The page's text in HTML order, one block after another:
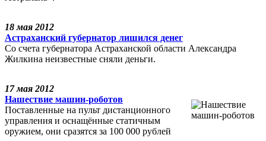
18 мая 2012
Астраханский губернатор лишился денег
Со счета губернатора Астраханской области Александра
Жилкина неизвестные сняли деньги.
17 мая 2012
Нашествие машин-роботов
Поставленные на пульт дистанционного
управления и оснащённые статичным
оружием, они сразятся за 100 000 рублей